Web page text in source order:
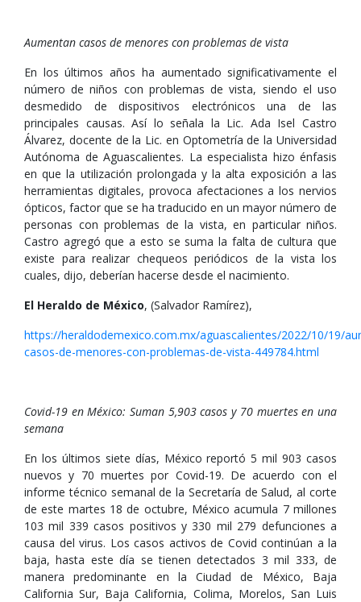
Aumentan casos de menores con problemas de vista
En los últimos años ha aumentado significativamente el
número de niños con problemas de vista, siendo el uso
desmedido de dispositivos electrónicos una de las
principales causas. Así lo señala la Lic. Ada Isel Castro
Álvarez, docente de la Lic. en Optometría de la Universidad
Autónoma de Aguascalientes. La especialista hizo énfasis
en que la utilización prolongada y la alta exposición a las
herramientas digitales, provoca afectaciones a los nervios
ópticos, factor que se ha traducido en un mayor número de
personas con problemas de la vista, en particular niños.
Castro agregó que a esto se suma la falta de cultura que
existe para realizar chequeos periódicos de la vista los
cuales, dijo, deberían hacerse desde el nacimiento.
El Heraldo de México, (Salvador Ramírez),
https://heraldodemexico.com.mx/aguascalientes/2022/10/19/
casos-de-menores-con-problemas-de-vista-449784.html
Covid-19 en México: Suman 5,903 casos y 70 muertes en una
semana
En los últimos siete días, México reportó 5 mil 903 casos
nuevos y 70 muertes por Covid-19. De acuerdo con el
informe técnico semanal de la Secretaría de Salud, al corte
de este martes 18 de octubre, México acumula 7 millones
103 mil 339 casos positivos y 330 mil 279 defunciones a
causa del virus. Los casos activos de Covid continúan a la
baja, hasta este día se tienen detectados 3 mil 333, de
manera predominante en la Ciudad de México, Baja
California Sur, Baja California, Colima, Morelos, San Luis